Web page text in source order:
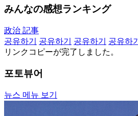
みんなの感想ランキング
政治 記事
공유하기
공유하기 공유하기 공유하기
リンクコピーが完了しました。
포토뷰어
뉴스 메뉴 보기